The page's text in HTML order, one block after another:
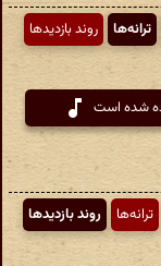
ترانه‌ها
روند بازدیدها
شده است
ترانه‌ها
روند بازدیدها